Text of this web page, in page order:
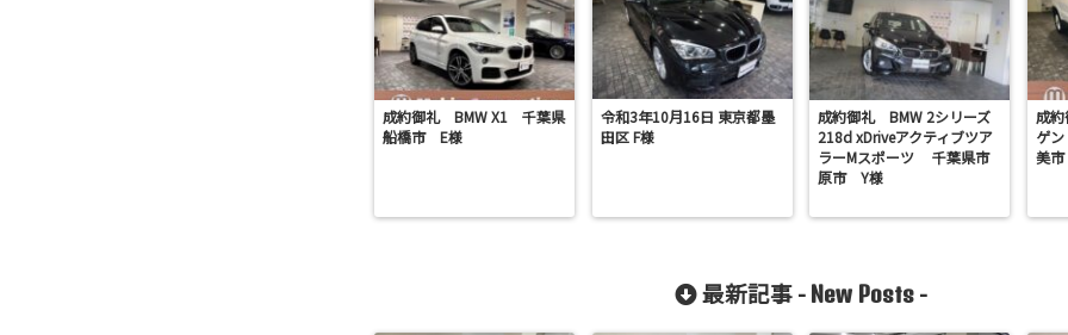
成約御礼 BMW X1 千葉県
船橋市 E様
令和3年10月16日 東京都墨
田区 F様
成約御礼 BMW 2シリーズ
218d xDriveアクティブツア
ラーMスポーツ 千葉県市
原市 Y様
成
ゲ
美
最新記事 - New Posts -